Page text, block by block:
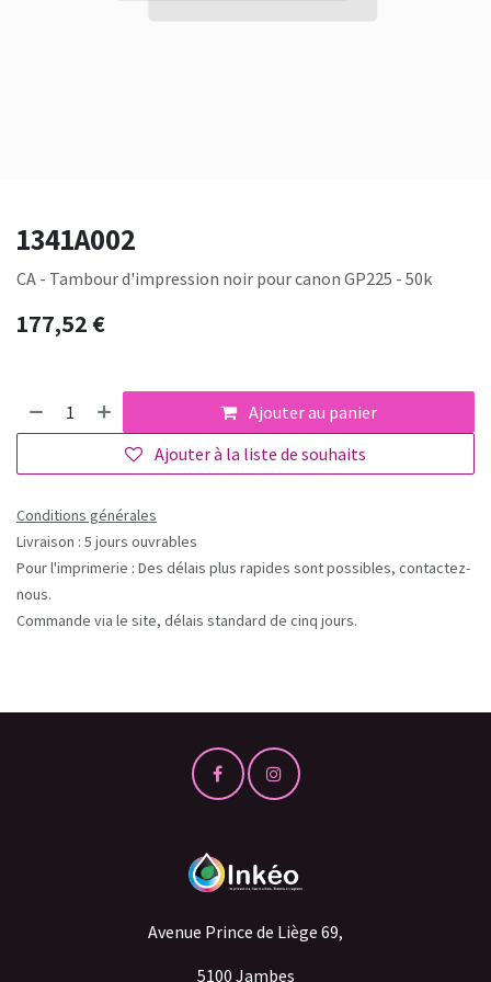
1341A002
CA - Tambour d'impression noir pour canon GP225 - 50k
177,52€
Ajouter au panier
Ajouter à la liste de souhaits
Conditions générales
Livraison : 5 jours ouvrables
Pour l'imprimerie : Des délais plus rapides sont possibles, contactez-
nous.
Commande via le site, délais standard de cinq jours.
Avenue Prince de Liège 69,
5100 Jambes